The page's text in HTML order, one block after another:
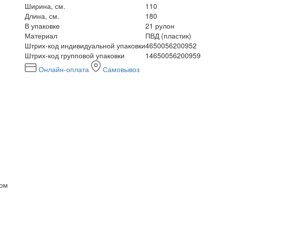
Ширина, см.
110
Длина, см.
180
В упаковке
21 рулон
Материал
ПВД (пластик)
Штрих-код индивидуальной упаковки4650056200952
Штрих-код групповой упаковки
14650056200959
Онлайн-оплата
Самовывоз